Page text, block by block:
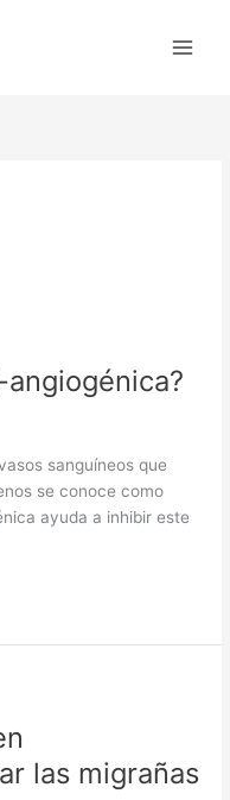
sanguíneos que
se conoce como
ayuda a inhibir este
las migrañas